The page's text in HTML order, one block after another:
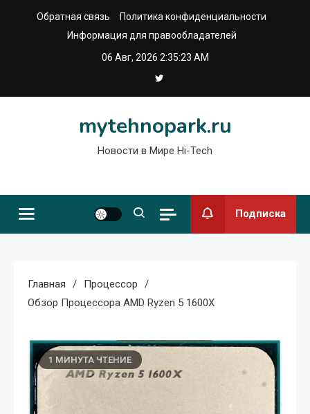
Обратная связь
Политика конфиденциальности
Информация для правообладателей
06 Авг, 2026 2:35:24 AM
mytehnopark.ru
Новости в Мире Hi-Tech
Подписка
Главная
Процессор
Обзор Процессора AMD Ryzen 5 1600X
1 МИНУТА ЧТЕНИЕ